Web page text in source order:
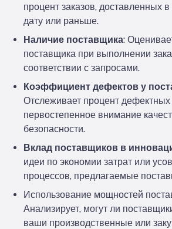
процент заказов, доставленных
дату или раньше.
Наличие поставщика:
поставщика при выполнении
соответствии с запросами.
Коэффициент дефектов у
Отслеживает процент дефектных
первостепенное внимание
безопасности.
Вклад поставщиков в
идеи по экономии затрат или
процессов, предлагаемые
Использование мощностей
Анализирует, могут ли
ваши производственные или